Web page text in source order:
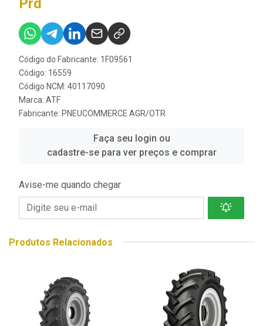
Prd
Código do Fabricante: 1F09561
Código: 16559
Código NCM: 40117090
Marca: ATF
Fabricante: PNEUCOMMERCE AGR/OTR
Faça seu login ou
cadastre-se para ver preços e comprar
Avise-me quando chegar
Produtos Relacionados